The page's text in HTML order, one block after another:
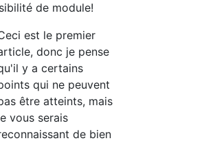
de module!
est le premier
donc je pense
y a certains
qui ne peuvent
être atteints, mais
vous serais
de bien